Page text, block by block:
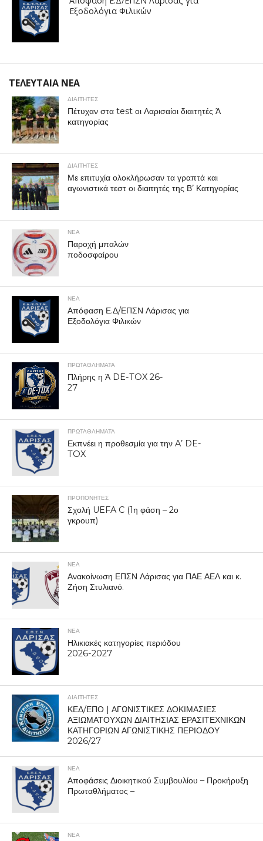
Εξοδολόγια Φιλικών
ΤΕΛΕΥΤΑΙΑ ΝΕΑ
ΔΙΑΙΤΗΤΕΣ
Πέτυχαν στα test οι Λαρισαίοι διαιτητές Ά
κατηγορίας
ΔΙΑΙΤΗΤΕΣ
Με επιτυχία ολοκλήρωσαν τα γραπτά και
αγωνιστικά τεστ οι διαιτητές της Β’ Κατηγορίας
ΝΕΑ
Παροχή μπαλών
ποδοσφαίρου
ΝΕΑ
Απόφαση Ε.Δ/ΕΠΣΝ Λάρισας για
Εξοδολόγια Φιλικών
ΠΡΩΤΑΘΛΉΜΑΤΑ
Πλήρης η Ά DE-TOX 26-
27
ΠΡΩΤΑΘΛΉΜΑΤΑ
Εκπνέει η προθεσμία για την A’ DE-
TOX
ΠΡΟΠΟΝΗΤΈΣ
Σχολή UEFA C (1η φάση – 2ο
γκρουπ)
ΝΕΑ
Ανακοίνωση ΕΠΣΝ Λάρισας για ΠΑΕ ΑΕΛ και κ.
Ζήση Στυλιανό.
ΝΕΑ
Ηλικιακές κατηγορίες περιόδου
2026-2027
ΔΙΑΙΤΗΤΕΣ
ΚΕΔ/ΕΠΟ | ΑΓΩΝΙΣΤΙΚΕΣ ΔΟΚΙΜΑΣΙΕΣ
ΑΞΙΩΜΑΤΟΥΧΩΝ ΔΙΑΙΤΗΣΙΑΣ ΕΡΑΣΙΤΕΧΝΙΚΩΝ
ΚΑΤΗΓΟΡΙΩΝ ΑΓΩΝΙΣΤΙΚΗΣ ΠΕΡΙΟΔΟΥ
2026/27
ΝΕΑ
Αποφάσεις Διοικητικού Συμβουλίου – Προκήρυξη
Πρωταθλήματος –
ΝΕΑ